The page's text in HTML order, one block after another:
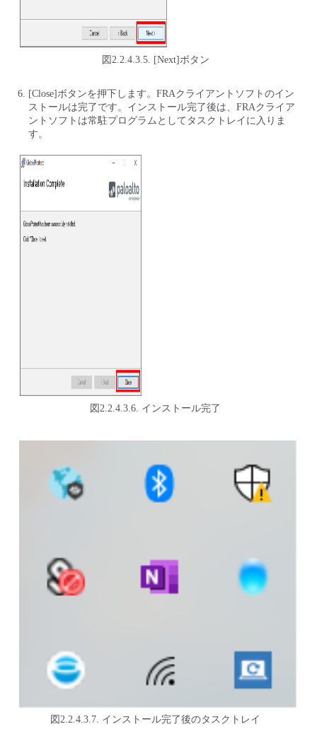
図2.2.4.3.5. [Next]ボタン
[Close]ボタンを押下します。FRAクライアントソフトのイン
ストールは完了です。インストール完了後は、FRAクライア
ントソフトは常駐プログラムとしてタスクトレイに入りま
す。
図2.2.4.3.6. インストール完了
図2.2.4.3.7. インストール完了後のタスクトレイ